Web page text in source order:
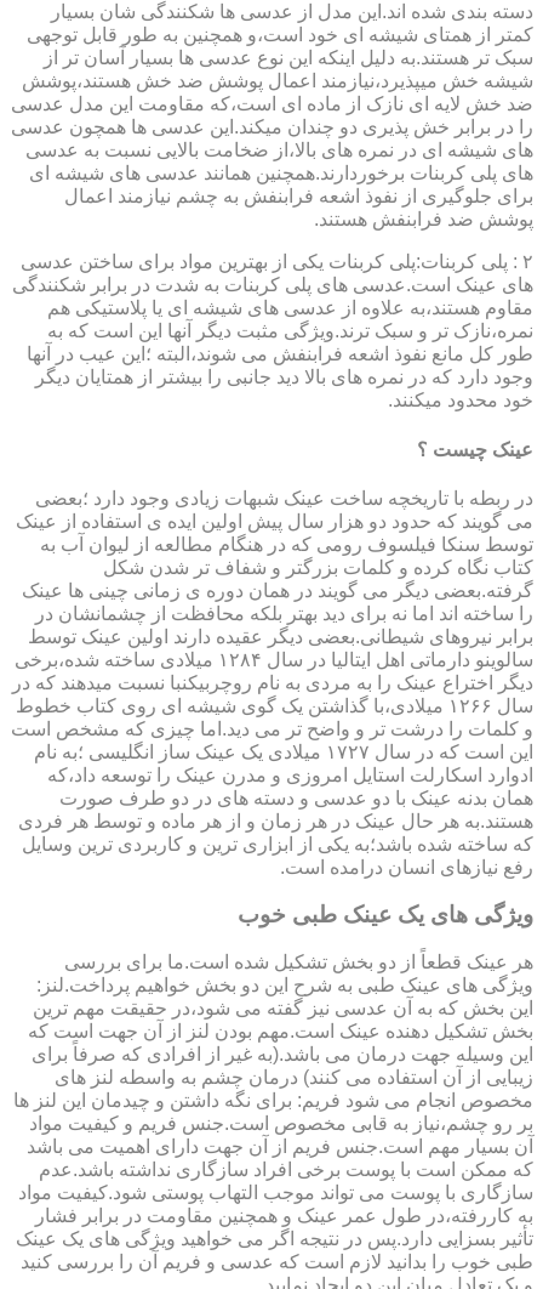
دسته بندی شده اند.این مدل از عدسی ها شکنندگی شان بسیار
کمتر از همتای شیشه ای خود است،و همچنین به طور قابل توجهی
سبک تر هستند.به دلیل اینکه این نوع عدسی ها بسیار آسان تر از
شیشه خش میپذیرد،نیازمند اعمال پوشش ضد خش هستند،پوشش
ضد خش لایه ای نازک از ماده ای است،که مقاومت این مدل عدسی
را در برابر خش پذیری دو چندان میکند.این عدسی ها همچون عدسی
های شیشه ای در نمره های بالا،از ضخامت بالایی نسبت به عدسی
های پلی کربنات برخوردارند.همچنین همانند عدسی های شیشه ای
برای جلوگیری از نفوذ اشعه فرابنفش به چشم نیازمند اعمال
پوشش ضد فرابنفش هستند.
۲ : پلی کربنات:پلی کربنات یکی از بهترین مواد برای ساختن عدسی
های عینک است.عدسی های پلی کربنات به شدت در برابر شکنندگی
مقاوم هستند،به علاوه از عدسی های شیشه ای یا پلاستیکی هم
نمره،نازک تر و سبک ترند.ویژگی مثبت دیگر آنها این است که به
طور کل مانع نفوذ اشعه فرابنفش می شوند،البته ؛این عیب در آنها
وجود دارد که در نمره های بالا دید جانبی را بیشتر از همتایان دیگر
خود محدود میکنند.
عینک چیست ؟
در ربطه با تاریخچه ساخت عینک شبهات زیادی وجود دارد ؛بعضی
می گویند که حدود دو هزار سال پیش اولین ایده ی استفاده از عینک
توسط سنکا فیلسوف رومی که در هنگام مطالعه از لیوان آب به
کتاب نگاه کرده و کلمات بزرگتر و شفاف تر شدن شکل
گرفته.بعضی دیگر می گویند در همان دوره ی زمانی چینی ها عینک
را ساخته اند اما نه برای دید بهتر بلکه محافظت از چشمانشان در
برابر نیروهای شیطانی.بعضی دیگر عقیده دارند اولین عینک توسط
سالوینو دارماتی اهل ایتالیا در سال ۱۲۸۴ میلادی ساخته شده،برخی
دیگر اختراع عینک را به مردی به نام روچربیکنبا نسبت میدهند که در
سال ۱۲۶۶ میلادی،با گذاشتن یک گوی شیشه ای روی کتاب خطوط
و کلمات را درشت تر و واضح تر می دید.اما چیزی که مشخص است
این است که در سال ۱۷۲۷ میلادی یک عینک ساز انگلیسی ؛به نام
ادوارد اسکارلت استایل امروزی و مدرن عینک را توسعه داد،که
همان بدنه عینک با دو عدسی و دسته های در دو طرف صورت
هستند.به هر حال عینک در هر زمان و از هر ماده و توسط هر فردی
که ساخته شده باشد؛به یکی از ابزاری ترین و کاربردی ترین وسایل
رفع نیازهای انسان درامده است.
ویژگی های یک عینک طبی خوب
هر عینک قطعاً از دو بخش تشکیل شده است.ما برای بررسی
ویژگی های عینک طبی به شرح این دو بخش خواهیم پرداخت.لنز:
این بخش که به آن عدسی نیز گفته می شود،در حقیقت مهم ترین
بخش تشکیل دهنده عینک است.مهم بودن لنز از آن جهت است که
این وسیله جهت درمان می باشد.(به غیر از افرادی که صرفاً برای
زیبایی از آن استفاده می کنند) درمان چشم به واسطه لنز های
مخصوص انجام می شود فریم: برای نگه داشتن و چیدمان این لنز ها
بر رو چشم،نیاز به قابی مخصوص است.جنس فریم و کیفیت مواد
آن بسیار مهم است.جنس فریم از آن جهت دارای اهمیت می باشد
که ممکن است با پوست برخی افراد سازگاری نداشته باشد.عدم
سازگاری با پوست می تواند موجب التهاب پوستی شود.کیفیت مواد
به کاررفته،در طول عمر عینک و همچنین مقاومت در برابر فشار
تأثیر بسزایی دارد.پس در نتیجه اگر می خواهید ویژگی های یک عینک
طبی خوب را بدانید لازم است که عدسی و فریم آن را بررسی کنید